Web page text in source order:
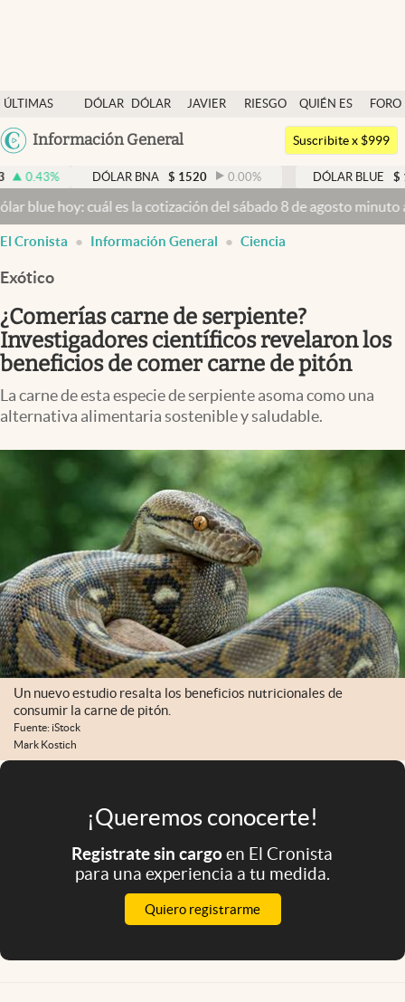
ÚLTIMAS
NOTICIAS
DÓLAR
DÓLAR
JAVIER
RIESGO
QUIÉN ES
QUIÉN
FORO
Argentina
México
Información General
Dólar
Members
Economía y Política
Finanzas y Mercados
Mercados Online
Negocios
Columnistas
Otras secciones
Infotechnology
Clase
Eventos Corporativos
El Cronista Studio
Mediakit
abre en nueva pestaña
Argentina
Suscribite x $999
DÓLAR BNA $ 1520 0.00% DÓLAR BLUE $ 1525 -
cuál es la cotización del sábado 8 de agosto minuto a minuto
El Cronista Información General Ciencia
Exótico
¿Comerías carne de serpiente?
Investigadores científicos revelaron los
beneficios de comer carne de pitón
La carne de esta especie de serpiente asoma como una
alternativa alimentaria sostenible y saludable.
Un nuevo estudio resalta los beneficios nutricionales de
consumir la carne de pitón.
Fuente: iStock
Mark Kostich
¡Queremos conocerte!
Registrate sin cargoen El Cronista
para una experiencia a tu medida.
Quiero registrarme